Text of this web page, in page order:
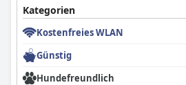
Kategorien
Kostenfreies WLAN
Günstig
Hundefreundlich